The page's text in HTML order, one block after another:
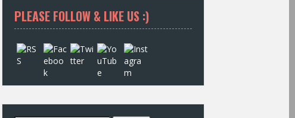
PLEASE FOLLOW & LIKE US :)